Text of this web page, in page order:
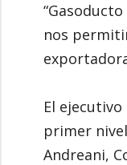
nos
El
primer
Andreani,